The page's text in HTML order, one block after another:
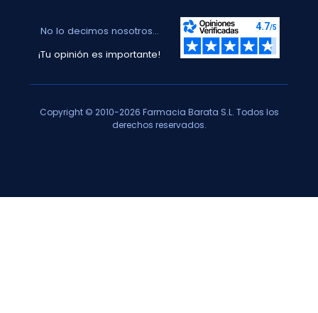
No lo decimos nosotros...
¡Tu opinión es importante!
Copyright © 2010-2026 Farmacia Barata S.L. Todos los
derechos reservados.